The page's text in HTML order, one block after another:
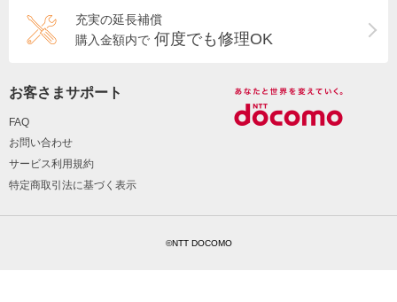
充実の延長補償
購入金額内で 何度でも修理OK
お客さまサポート
FAQ
お問い合わせ
サービス利用規約
特定商取引法に基づく表示
©NTT DOCOMO